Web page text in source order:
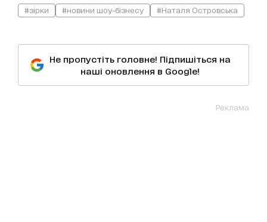
#зірки #новини шоу-бізнесу #Наталя Островська
Не пропустіть головне! Підпишіться на
наші оновлення в Google!
Реклама